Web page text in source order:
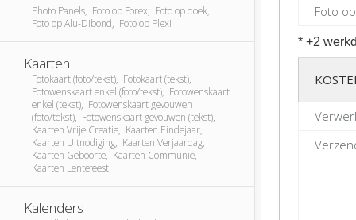
Photo Panels, Foto op Forex, Foto op doek,
Foto op Alu-Dibond, Foto op Plexi
Kaarten
Fotokaart (foto/tekst), Fotokaart (tekst),
Fotowenskaart enkel (foto/tekst), Fotowenskaart
enkel (tekst), Fotowenskaart gevouwen
(foto/tekst), Fotowenskaart gevouwen (tekst),
Kaarten Vrije Creatie, Kaarten Eindejaar,
Kaarten Uitnodiging, Kaarten Verjaardag,
Kaarten Geboorte, Kaarten Communie,
Kaarten Lentefeest
Kalenders
Foto
* +2